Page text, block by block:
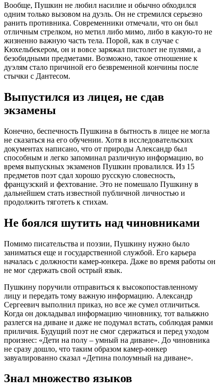
Вообще, Пушкин не любил насилие и обычно обходился
одним только вызовом на дуэль. Он не стремился серьезно
ранить противника. Современники отмечали, что он был
отличным стрелком, но метил либо мимо, либо в какую-то не
жизненно важную часть тела. Порой, как в случае с
Кюхельбекером, он и вовсе заряжал пистолет не пулями, а
безобидными предметами. Возможно, такое отношение к
дуэлям стало причиной его безвременной кончины после
стычки с Дантесом.
Выпустился из лицея, не сдав
экзамены
Конечно, беспечность Пушкина в бытность в лицее не могла
не сказаться на его обучении. Хотя в исследовательских
документах написано, что от природы Александр был
способным и легко запоминал различную информацию, во
время выпускных экзаменов Пушкин провалился. Из 15
предметов поэт сдал хорошо русскую словесность,
французский и фехтование. Это не помешало Пушкину в
дальнейшем стать известной публичной личностью и
продолжить тяготеть к стихам.
Не боялся шутить над чиновниками
Помимо писательства и поэзии, Пушкину нужно было
заниматься еще и государственной службой. Его карьера
началась с должности камер-юнкера. Даже во время работы он
не мог сдержать свой острый язык.
Пушкину поручили отправиться к высокопоставленному
лицу и передать тому важную информацию. Александр
Сергеевич выполнил приказ, но все же сумел отличиться.
Когда он докладывал информацию чиновнику, тот вальяжно
разлегся на диване и даже не подумал встать, соблюдая рамки
приличия. Будущий поэт не смог сдержаться и перед уходом
произнес: «Дети на полу – умный на диване». До чиновника
не сразу дошло, что таким образом камер-юнкер
завуалированно сказал «Детина полоумный на диване».
Знал множество языков